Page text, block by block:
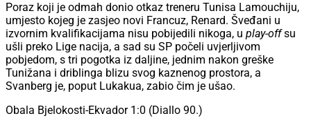
Poraz koji je odmah donio otkaz treneru Tunisa Lamouchiju,
umjesto kojeg je zasjeo novi Francuz, Renard. Šveđani u
izvornim kvalifikacijama nisu pobijedili nikoga, u play-offsu
ušli preko Lige nacija, a sad su SP počeli uvjerljivom
pobjedom, s tri pogotka iz daljine, jednim nakon greške
Tunižana i driblinga blizu svog kaznenog prostora, a
Svanberg je, poput Lukakua, zabio čim je ušao.
Obala Bjelokosti-Ekvador 1:0 (Diallo 90.)